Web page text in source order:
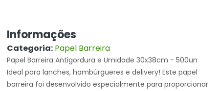
Informações
Categoria: Papel Barreira
Papel Barreira Antigordura e Umidade 30x38cm - 500un
Ideal para lanches, hambúrgueres e delivery! Este papel
barreira foi desenvolvido especialmente para proporcionar